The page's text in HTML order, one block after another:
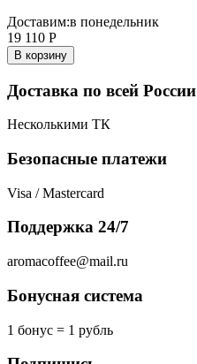
Доставим:в понедельник
19 110 Р
В корзину
Доставка по всей России
Несколькими ТК
Безопасные платежи
Visa / Mastercard
Поддержка 24/7
aromacoffee@mail.ru
Бонусная система
1 бонус = 1 рубль